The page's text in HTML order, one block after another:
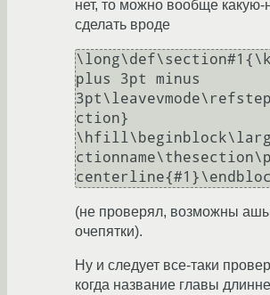
нет, то можно вообще какую-
сделать вроде
plus 3pt minus
ction}
(не проверял, возможны
очепятки).
Ну и следует все-таки
когда название главы